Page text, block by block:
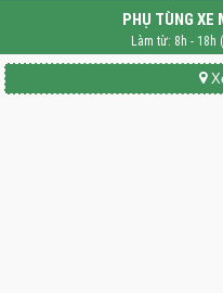
PHỤ TÙNG XE
Làm từ: 8h - 18h